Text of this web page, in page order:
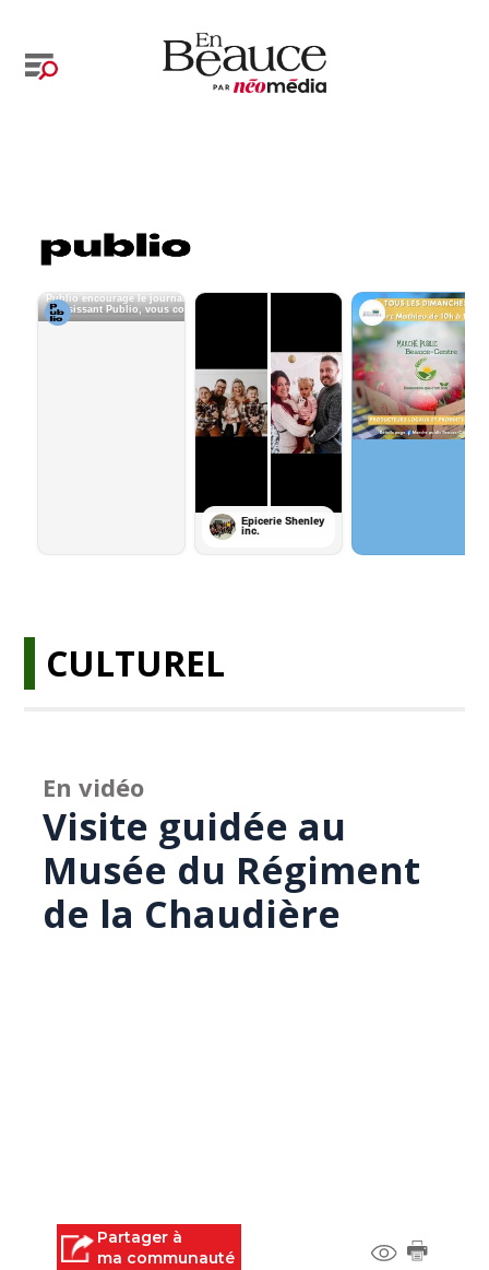
CULTUREL
En vidéo
Visite guidée au
Musée du Régiment
de la Chaudière
Partager à
ma communauté